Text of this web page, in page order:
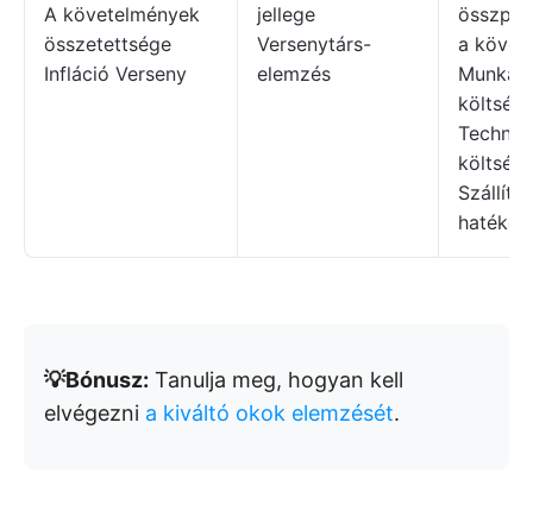
A követelmények
összetettsége
Infláció Verseny
jellege
Versenytárs-
elemzés
a
költség
költség
💡Bónusz: Tanulja meg, hogyan kell
elvégezni a kiváltó okok elemzését.